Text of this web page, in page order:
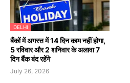
DELHI
बैंकों में अगस्त में 14 दिन काम नहीं होगा,
5 रविवार और 2 शनिवार के अलावा 7
दिन बैंक बंद रहेंगे
July 26, 2026